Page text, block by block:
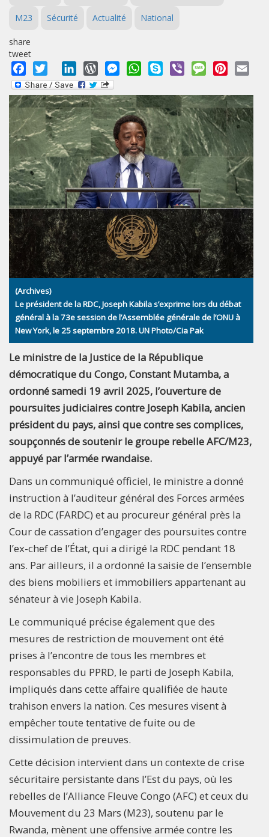
M23 Sécurité Actualité National
share
tweet
Facebook
Twitter LinkedInWordPressMessengerWhatsApp
Skype Viber MessagePinterest
(Archives)
Le président de la RDC, Joseph Kabila s’exprime lors du débat
général à la 73e session de l’Assemblée générale de l’ONU à
New York, le 25 septembre 2018. UN Photo/Cia Pak
Le ministre de la Justice de la République
démocratique du Congo, Constant Mutamba, a
ordonné samedi 19 avril 2025, l’ouverture de
poursuites judiciaires contre Joseph Kabila, ancien
président du pays, ainsi que contre ses complices,
soupçonnés de soutenir le groupe rebelle AFC/M23,
appuyé par l’armée rwandaise.
Dans un communiqué officiel, le ministre a donné
instruction à l’auditeur général des Forces armées
de la RDC (FARDC) et au procureur général près la
Cour de cassation d’engager des poursuites contre
l’ex-chef de l’État, qui a dirigé la RDC pendant 18
ans. Par ailleurs, il a ordonné la saisie de l’ensemble
des biens mobiliers et immobiliers appartenant au
sénateur à vie Joseph Kabila.
Le communiqué précise également que des
mesures de restriction de mouvement ont été
prises à l’encontre de tous les membres et
responsables du PPRD, le parti de Joseph Kabila,
impliqués dans cette affaire qualifiée de haute
trahison envers la nation. Ces mesures visent à
empêcher toute tentative de fuite ou de
dissimulation de preuves.
Cette décision intervient dans un contexte de crise
sécuritaire persistante dans l’Est du pays, où les
rebelles de l’Alliance Fleuve Congo (AFC) et ceux du
Mouvement du 23 Mars (M23), soutenu par le
Rwanda, mènent une offensive armée contre les